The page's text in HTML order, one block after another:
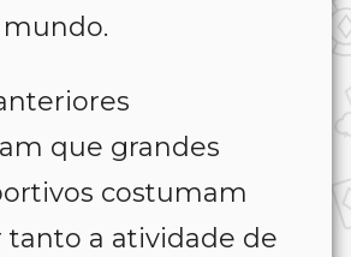
que grandes
costumam
a atividade de